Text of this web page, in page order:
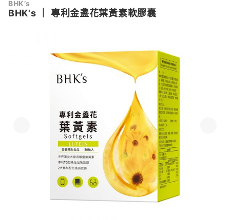
BHK’s
BHK's 專利金盞花葉黃素軟膠囊